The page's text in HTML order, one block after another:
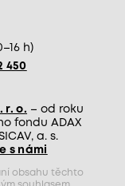
h)
450
r. o. – od roku
fondu ADAX
a. s.
s námi
obsahu těchto